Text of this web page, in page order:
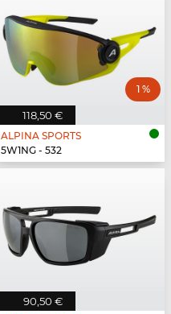
118,50 €
1 %
ALPINA SPORTS
5W1NG - 532
90,50 €